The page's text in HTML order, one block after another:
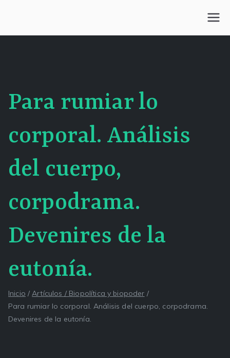
contenido
Centro Kesselman
Para rumiar lo
corporal. Análisis
del cuerpo,
corpodrama.
Devenires de la
eutonía.
Inicio
Artículos / Biopolítica y biopoder
Para rumiar lo corporal. Análisis del cuerpo, corpodrama.
Devenires de la eutonía.